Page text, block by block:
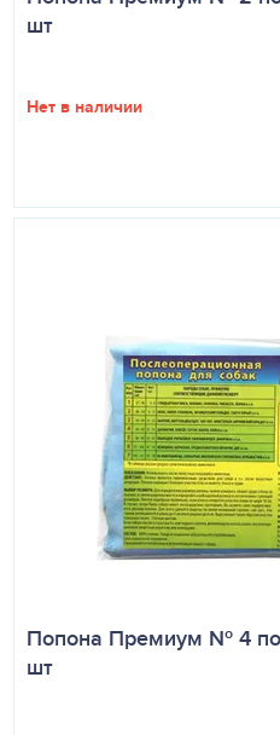
шт
Нет в наличии
Попона Премиум № 4
шт